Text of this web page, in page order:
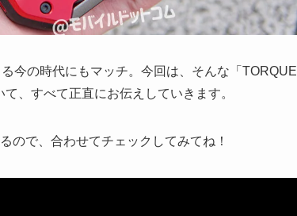
今の時代にもマッチ。今回は、そんな「TORQUE
、すべて正直にお伝えしていきます。
ので、合わせてチェックしてみてね！